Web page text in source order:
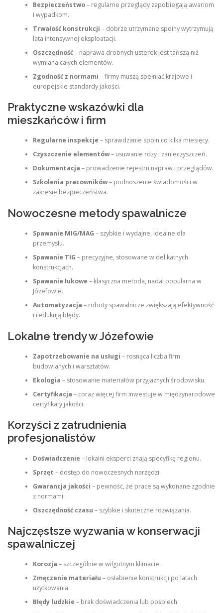
Bezpieczeństwo– regularne przeglądy zapobiegają awariom
i wypadkom.
Trwałość konstrukcji – dobrze utrzymane spoiny wytrzymują
lata intensywnej eksploatacji.
Oszczędność– naprawa drobnych usterek jest tańsza niż
wymiana całych elementów.
Zgodność z normami – firmy muszą spełniać krajowe i
europejskie standardy jakości.
Praktyczne wskazówki dla
mieszkańców i firm
Regularne inspekcje – sprawdzanie spoin co kilka miesięcy.
Czyszczenie elementów– usuwanie rdzy i zanieczyszczeń.
Dokumentacja – prowadzenie rejestru napraw i przeglądów.
Szkolenia pracowników– podnoszenie świadomości w
zakresie bezpieczeństwa.
Nowoczesne metody spawalnicze
Spawanie MIG/MAG – szybkie i wydajne, idealne dla
przemysłu.
Spawanie TIG – precyzyjne, stosowane w delikatnych
konstrukcjach.
Spawanie łukowe – klasyczna metoda, nadal popularna w
Józefowie.
Automatyzacja – roboty spawalnicze zwiększają efektywność
i redukują błędy.
Lokalne trendy w Józefowie
Zapotrzebowanie na usługi – rosnąca liczba firm
budowlanych i warsztatów.
Ekologia – stosowanie materiałów przyjaznych środowisku.
Certyfikacja – coraz więcej firm inwestuje w międzynarodowe
certyfikaty jakości.
Korzyści z zatrudnienia
profesjonalistów
Doświadczenie – lokalni eksperci znają specyfikę regionu.
Sprzęt – dostęp do nowoczesnych narzędzi.
Gwarancja jakości – pewność, że prace są wykonane zgodnie
z normami.
Oszczędność czasu – szybkie i skuteczne rozwiązania.
Najczęstsze wyzwania w konserwacji
spawalniczej
Korozja – szczególnie w wilgotnym klimacie.
Zmęczenie materiału – osłabienie konstrukcji po latach
użytkowania.
Błędy ludzkie – brak doświadczenia lub pośpiech.